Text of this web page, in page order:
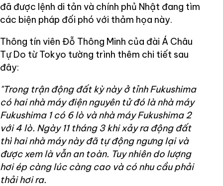
đã được lệnh di tản và chính phủ Nhật đang tìm
các biện pháp đối phó với thảm họa này.
Thông tín viên Đỗ Thông Minh của đài Á Châu
Tự Do từ Tokyo tường trình thêm chi tiết sau
đây:
"Trong trận động đất kỳ này ở tỉnh Fukushima
có hai nhà máy điện nguyên tử đó là nhà máy
Fukushima 1 có 6 lò và nhà máy Fukushima 2
với 4 lò. Ngày 11 tháng 3 khi xảy ra động đất
thì hai nhà máy này đã tự động ngưng lại và
được xem là vẫn an toàn. Tuy nhiên do lượng
hơi ép càng lúc càng cao và có nhu cầu phải
thải hơi ra.